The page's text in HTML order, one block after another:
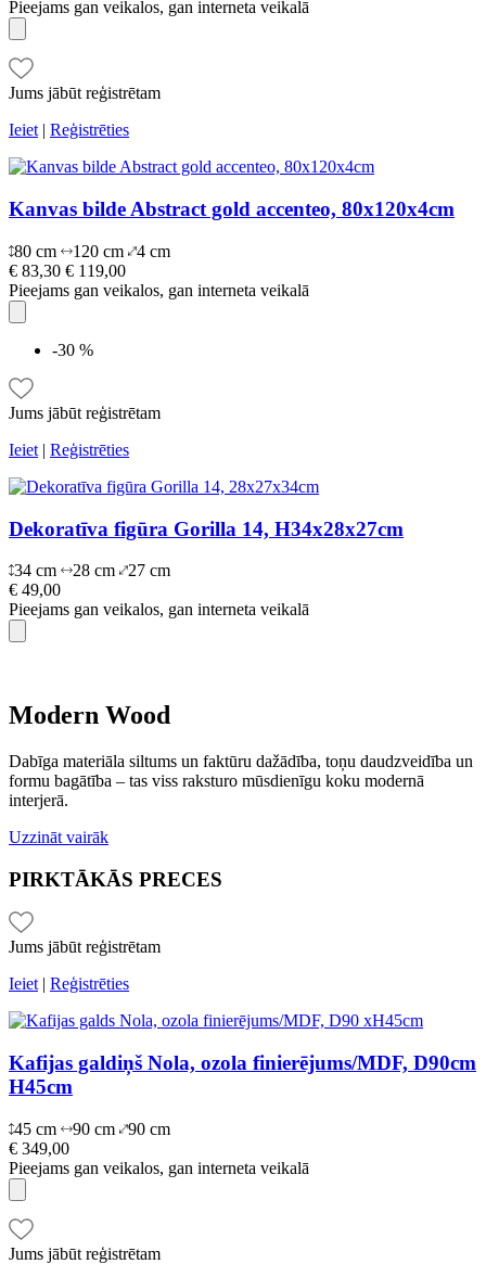
Pieejams gan veikalos, gan interneta veikalā
Jums jābūt reģistrētam
Ieiet | Reģistrēties
Kanvas bilde Abstract gold accenteo, 80x120x4cm
80 cm 120 cm
4 cm
€ 83,30 € 119,00
Pieejams gan veikalos, gan interneta veikalā
-30 %
Jums jābūt reģistrētam
Ieiet | Reģistrēties
Dekoratīva figūra Gorilla 14, H34x28x27cm
34 cm 28 cm
27 cm
€ 49,00
Pieejams gan veikalos, gan interneta veikalā
Modern Wood
Dabīga materiāla siltums un faktūru dažādība, toņu daudzveidība un
formu bagātība – tas viss raksturo mūsdienīgu koku modernā
interjerā.
Uzzināt vairāk
PIRKTĀKĀS PRECES
Jums jābūt reģistrētam
Ieiet| Reģistrēties
Kafijas galdiņš Nola, ozola finierējums/MDF, D90cm
H45cm
45 cm 90 cm
90 cm
€ 349,00
Pieejams gan veikalos, gan interneta veikalā
Jums jābūt reģistrētam